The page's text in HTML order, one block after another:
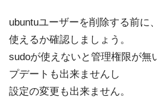
ubuntuユーザーを削除する前に
使えるか確認しましょう。
sudoが使えないと管理権限が無
プデートも出来ませんし
設定の変更も出来ません。